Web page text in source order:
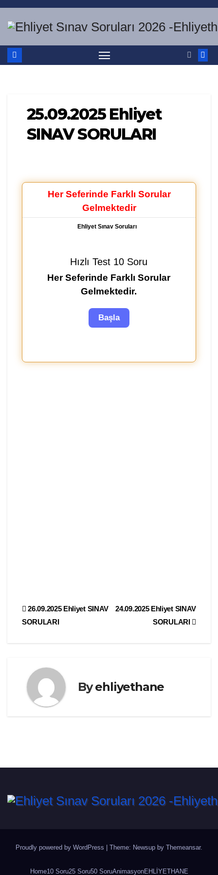
Skip
25.09.2025 Ehliyet
SINAV SORULARI
Her Seferinde Farklı Sorular
Gelmektedir
Ehliyet Sınav Soruları
Hızlı Test 10 Soru
Her Seferinde Farklı Sorular
Gelmektedir.
Yazı
24.09.2025 Ehliyet SINAV
SORULARI
26.09.2025 Ehliyet SINAV
SORULARI
Byehliyethane
Proudly powered by WordPress Theme: Newsup by Themeansar.
Home10 Soru25 Soru50 SoruAnimasyonEHLİYETHANE